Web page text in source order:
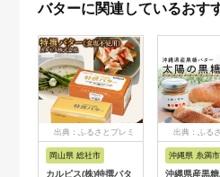
バターに関連しているおす
出典：ふるさとプレミ
岡山県 総社市
カルピス(株)特撰バタ
出典：ふる
沖縄県 糸満市
沖縄県産黒